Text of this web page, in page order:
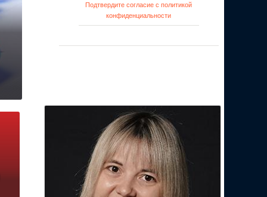
Подтвердите согласие с политикой
конфиденциальности